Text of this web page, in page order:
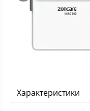
Характеристики